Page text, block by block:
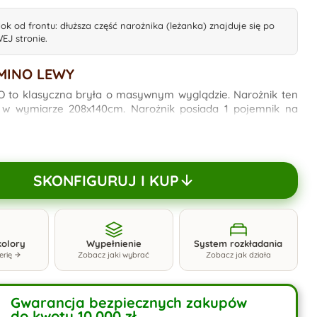
od frontu: dłuższa część narożnika (leżanka) znajduje się po
stronie.
LEWY
to klasyczna bryła o masywnym wyglądzie. Narożnik ten
wymiarze 208x140cm. Narożnik posiada 1 pojemnik na
wzrok nowoczesnym, ale nie nachalnym
można wybrać w wielu kolorach- od białego przez
jak węgiel. Mebel posiada funkcję spania 140x200cm,
na zdjęciach.
SKONFIGURUJ I KUP
Wypełnienie
Zobacz jaki wybrać
System rozkładania
Zobacz jak działa
Gwarancja bezpiecznych zakupów